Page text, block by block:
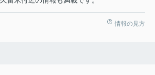
情報の見方